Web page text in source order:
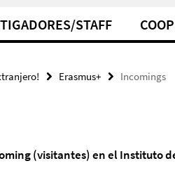
STAFF
Erasmus+ Incomings
(visitantes) en el Instituto